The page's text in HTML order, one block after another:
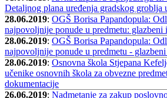
Detaljnog plana uređenja gradskog groblja
28.06.2019: OGŠ Borisa Papandopula:
najpovoljnije ponude u predmetu: glazbeni
28.06.2019: OGŠ Borisa Papandopula:
najpovoljnije ponude u predmetu -
28.06.2019: Osnovna škola Stjepana
učenike osnovnih škola za obvezne
dokumentacije
26.06.2019: Nadmetanje za zakup